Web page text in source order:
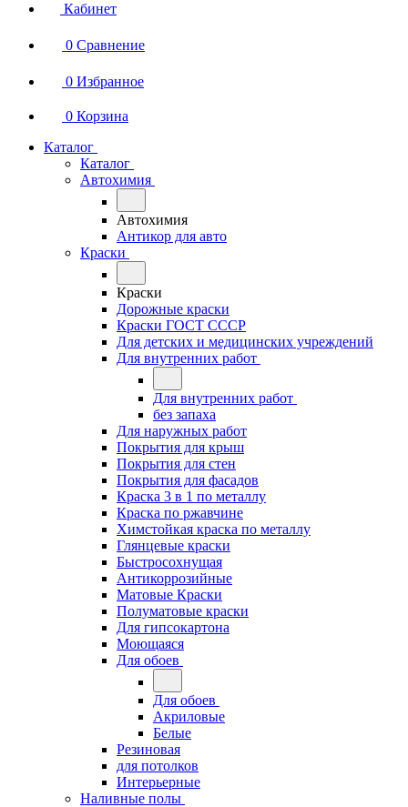
Кабинет
0 Сравнение
0 Избранное
0 Корзина
Каталог
Каталог
Автохимия
Автохимия
Антикор для авто
Краски
Краски
Дорожные краски
Краски ГОСТ СССР
Для детских и медицинских учреждений
Для внутренних работ
Для внутренних работ
без запаха
Для наружных работ
Покрытия для крыш
Покрытия для стен
Покрытия для фасадов
Краска 3 в 1 по металлу
Краска по ржавчине
Химстойкая краска по металлу
Глянцевые краски
Быстросохнущая
Антикоррозийные
Матовые Краски
Полуматовые краски
Для гипсокартона
Моющаяся
Для обоев
Для обоев
Акриловые
Белые
Резиновая
для потолков
Интерьерные
Наливные полы